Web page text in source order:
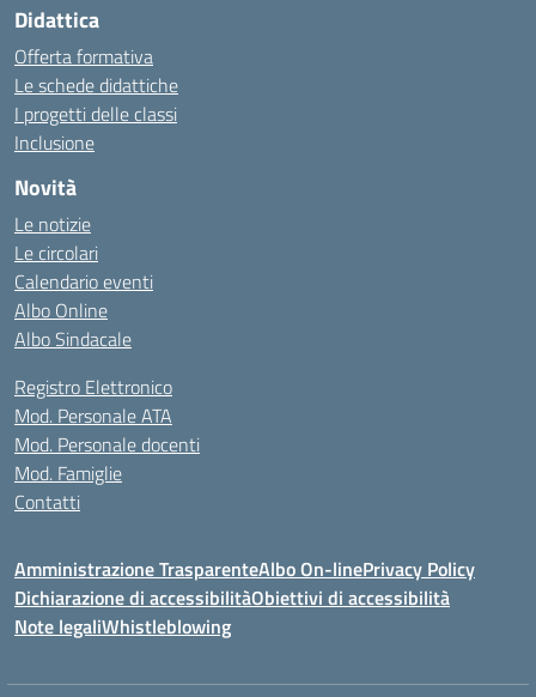
Didattica
Offerta formativa
Le schede didattiche
I progetti delle classi
Inclusione
Novità
Le notizie
Le circolari
Calendario eventi
Albo Online
Albo Sindacale
Registro Elettronico
Mod. Personale ATA
Mod. Personale docenti
Mod. Famiglie
Contatti
Amministrazione TrasparenteAlbo On-linePrivacy Policy
Dichiarazione di accessibilitàObiettivi di accessibilità
Note legaliWhistleblowing